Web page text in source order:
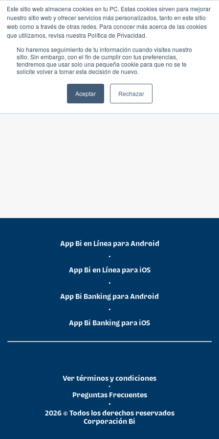
Este sitio web almacena cookies en tu PC. Estas cookies sirven para mejorar
nuestro sitio web y ofrecer servicios más personalizados, tanto en este sitio
web como a través de otras redes. Para conocer más acerca de las cookies
que utilizamos, revisa nuestra Política de Privacidad.
No haremos seguimiento de tu información cuando visites nuestro
sitio. Sin embargo, con el fin de cumplir con tus preferencias,
tendremos que usar solo una pequeña cookie para que no se te
solicite volver a tomar esta decisión de nuevo.
Aceptar Rechazar
App Bi en Línea para Android
•
App Bi en Línea para iOS
•
App Bi Banking para Android
•
App Bi Banking para iOS
2026 © Todos los derechos reservados
Corporación Bi
•
Preguntas Frecuentes
•
Ver términos y condiciones